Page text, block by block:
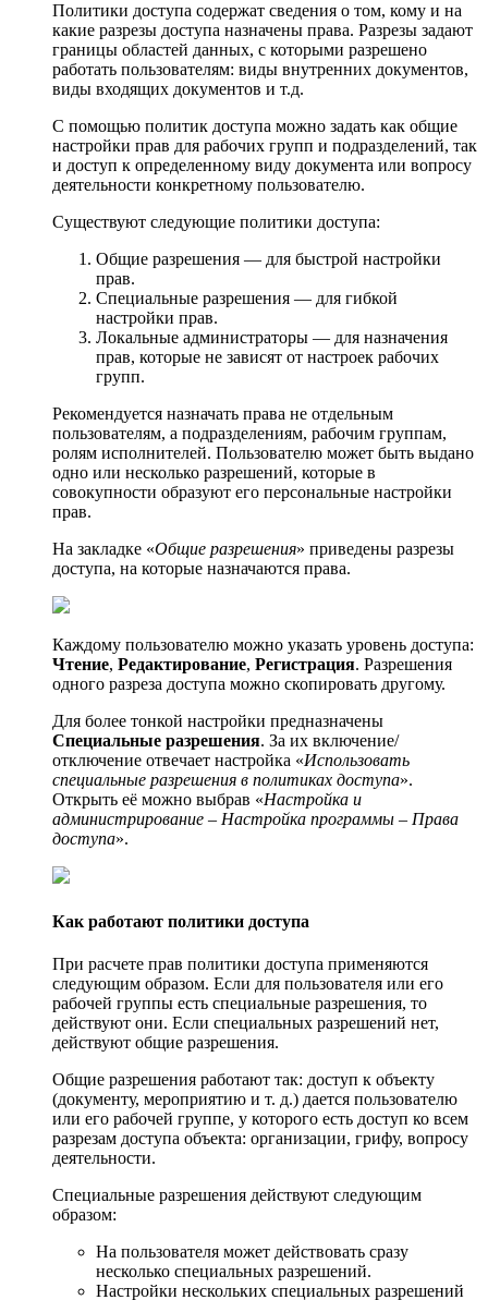
Политики доступа содержат сведения о том, кому и на
какие разрезы доступа назначены права. Разрезы задают
границы областей данных, с которыми разрешено
работать пользователям: виды внутренних документов,
виды входящих документов и т.д.
С помощью политик доступа можно задать как общие
настройки прав для рабочих групп и подразделений, так
и доступ к определенному виду документа или вопросу
деятельности конкретному пользователю.
Существуют следующие политики доступа:
Общие разрешения — для быстрой настройки
прав.
Специальные разрешения — для гибкой
настройки прав.
Локальные администраторы — для назначения
прав, которые не зависят от настроек рабочих
групп.
Рекомендуется назначать права не отдельным
пользователям, а подразделениям, рабочим группам,
ролям исполнителей. Пользователю может быть выдано
одно или несколько разрешений, которые в
совокупности образуют его персональные настройки
прав.
На закладке «Общие разрешения» приведены разрезы
доступа, на которые назначаются права.
Каждому пользователю можно указать уровень доступа:
Чтение, Редактирование, Регистрация. Разрешения
одного разреза доступа можно скопировать другому.
Для более тонкой настройки предназначены
Специальные разрешения. За их включение/
отключение отвечает настройка «Использовать
специальные разрешения в политиках доступа».
Открыть её можно выбрав «Настройка и
администрирование – Настройка программы – Права
доступа».
Как работают политики доступа
При расчете прав политики доступа применяются
следующим образом. Если для пользователя или его
рабочей группы есть специальные разрешения, то
действуют они. Если специальных разрешений нет,
действуют общие разрешения.
Общие разрешения работают так: доступ к объекту
(документу, мероприятию и т. д.) дается пользователю
или его рабочей группе, у которого есть доступ ко всем
разрезам доступа объекта: организации, грифу, вопросу
деятельности.
Специальные разрешения действуют следующим
образом:
На пользователя может действовать сразу
несколько специальных разрешений.
Настройки нескольких специальных разрешений